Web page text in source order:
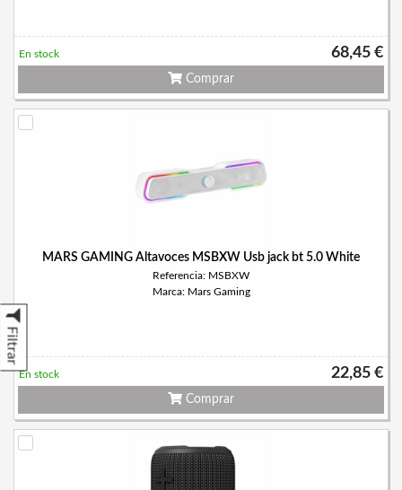
Filtrar
68,45 €
En stock
Comprar
MARS GAMING Altavoces MSBXW Usb jack bt 5.0 White
Referencia: MSBXW
Marca: Mars Gaming
22,85 €
En stock
Comprar